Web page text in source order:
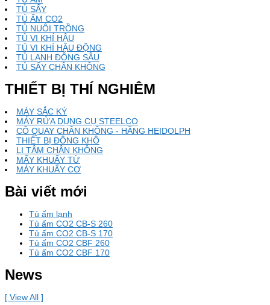
TỦ SẤY
TỦ ẤM CO2
TỦ NUÔI TRỒNG
TỦ VI KHÍ HẬU
TỦ VI KHÍ HẬU ĐỘNG
TỦ LẠNH ĐÔNG SÂU
TỦ SẤY CHÂN KHÔNG
THIẾT BỊ THÍ NGHIÊM
MÁY SẮC KÝ
MÁY RỬA DỤNG CỤ STEELCO
CÔ QUAY CHÂN KHÔNG - HÃNG HEIDOLPH
THIẾT BỊ ĐÔNG KHÔ
LI TÂM CHÂN KHÔNG
MẤY KHUẤY TỪ
MÁY KHUẤY CƠ
Bài viết mới
Tủ ấm lạnh
Tủ ấm CO2 CB-S 260
Tủ ấm CO2 CB-S 170
Tủ ấm CO2 CBF 260
Tủ ấm CO2 CBF 170
News
[ View All ]